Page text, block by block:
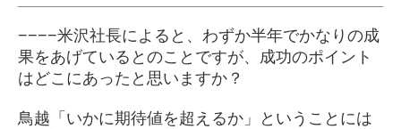
−−−−米沢社長によると、わずか半年でかなりの成
果をあげているとのことですが、成功のポイント
はどこにあったと思いますか？
鳥越「いかに期待値を超えるか」ということには